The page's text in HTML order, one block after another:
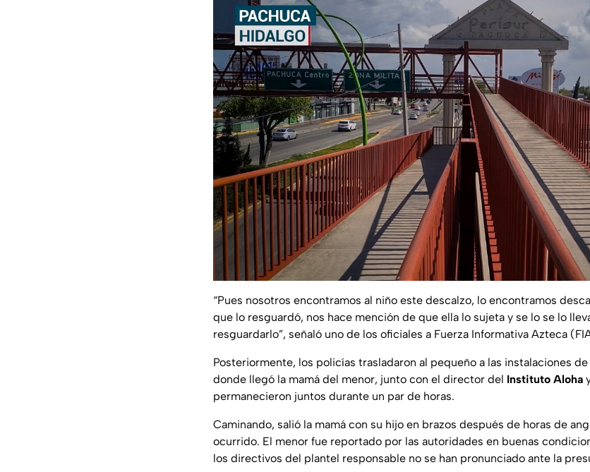
“Pues nosotros encontramos al niño este descalzo, lo encontramos
que lo resguardó, nos hace mención de que ella lo sujeta y se lo se lo
resguardarlo”, señaló uno de los oficiales a Fuerza Informativa Azteca
Posteriormente, los policías trasladaron al pequeño a las instalaciones
donde llegó la mamá del menor, junto con el director del Instituto Aloha
permanecieron juntos durante un par de horas.
Caminando, salió la mamá con su hijo en brazos después de horas de
ocurrido. El menor fue reportado por las autoridades en buenas
los directivos del plantel responsable no se han pronunciado ante la